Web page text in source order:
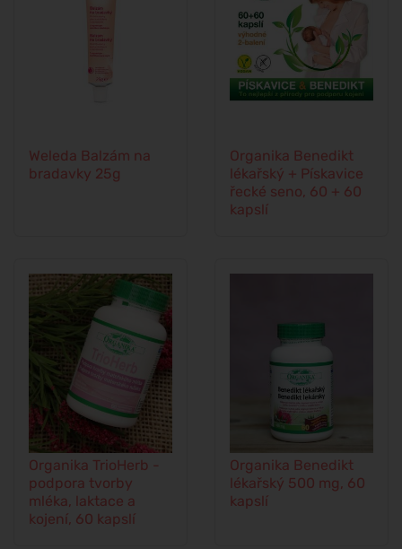
Weleda Balzám na
bradavky 25g
Organika Benedikt
lékařský + Pískavice
řecké seno, 60 + 60
kapslí
Organika TrioHerb -
podpora tvorby
mléka, laktace a
kojení, 60 kapslí
Organika Benedikt
lékařský 500 mg, 60
kapslí